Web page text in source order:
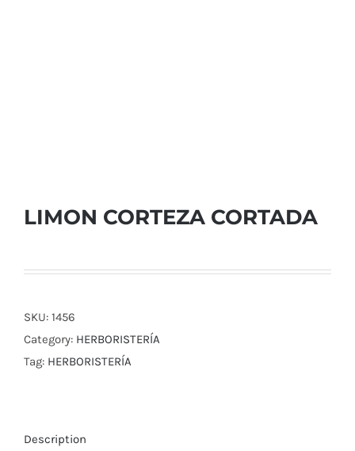
LIMON CORTEZA CORTADA
SKU: 1456
Category: HERBORISTERÍA
Tag: HERBORISTERÍA
Description